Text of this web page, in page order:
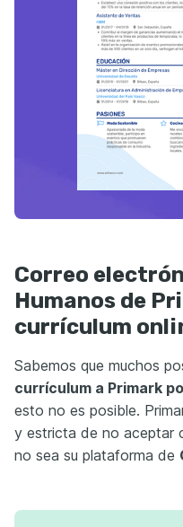
Correo
Humanos de
currículum
Sabemos que muchos
currículum a Primark
esto no es posible.
y estricta de no aceptar
no sea su plataforma de